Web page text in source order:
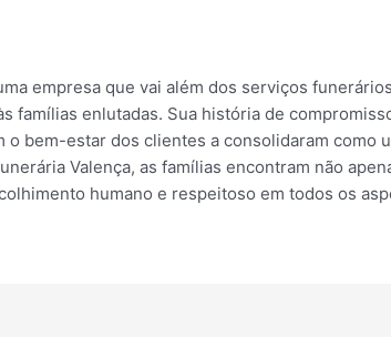
empresa que vai além dos serviços funerários
famílias enlutadas. Sua história de
bem-estar dos clientes a consolidaram como
Valença, as famílias encontram não
humano e respeitoso em todos os